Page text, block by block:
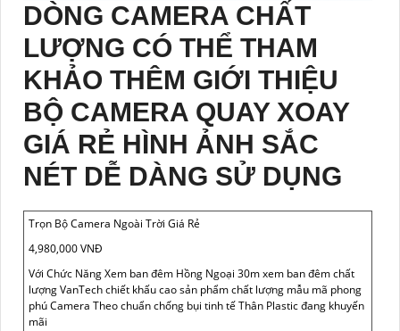
DÒNG CAMERA CHẤT
LƯỢNG CÓ THỂ THAM
KHẢO THÊM GIỚI THIỆU
BỘ CAMERA QUAY XOAY
GIÁ RẺ HÌNH ẢNH SẮC
NÉT DỄ DÀNG SỬ DỤNG
Trọn Bộ Camera Ngoài Trời Giá Rẻ
4,980,000 VNĐ
Với Chức Năng Xem ban đêm Hồng Ngoại 30m xem ban đêm chất
lượng VanTech chiết khấu cao sản phẩm chất lượng mẫu mã phong
phú Camera Theo chuẩn chống bụi tinh tế Thân Plastic đang khuyến
mãi